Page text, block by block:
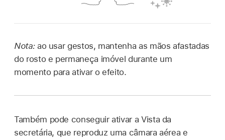
Nota: ao usar gestos, mantenha as mãos afastadas
do rosto e permaneça imóvel durante um
momento para ativar o efeito.
Também pode conseguir ativar a Vista da
secretária, que reproduz uma câmara aérea e